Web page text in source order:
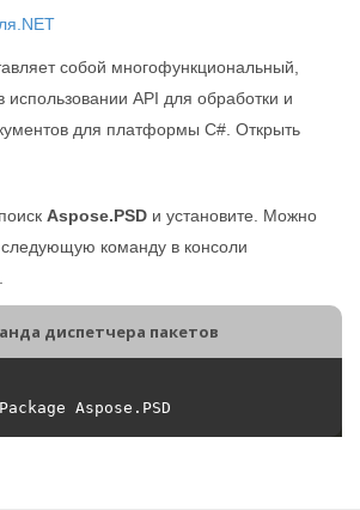
собой многофункциональный,
API для обработки и
для платформы C#. Открыть
Aspose.PSD и установите. Можно
следующую команду в консоли
диспетчера пакетов